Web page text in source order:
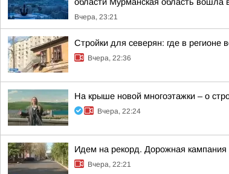
Вчера, 23:21
Стройки для северян: где в
Вчера, 22:36
На крыше новой многоэтажки – о
Вчера, 22:24
Идем на рекорд. Дорожная
Вчера, 22:21